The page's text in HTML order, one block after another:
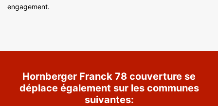
engagement.
Hornberger Franck 78 couverture se
déplace également sur les communes
suivantes: